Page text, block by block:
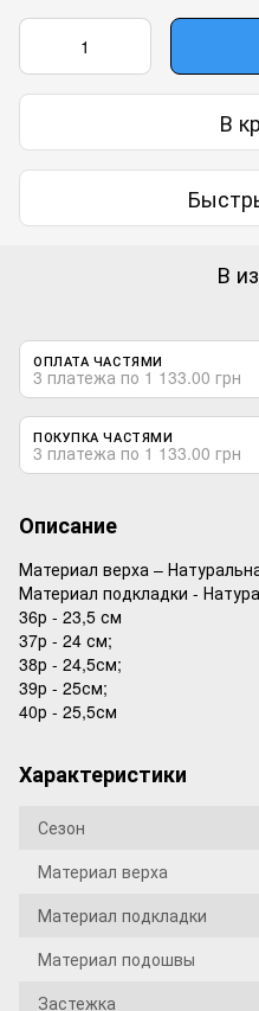
В
В
ОПЛАТА ЧАСТЯМИ
3 платежа по 1 133.00 грн
ПОКУПКА ЧАСТЯМИ
3 платежа по 1 133.00 грн
Описание
Материал верха –
Материал подкладки -
36р - 23,5 см
37р - 24 см;
38р - 24,5см;
39р - 25см;
40р - 25,5см
Характеристики
Сезон
Материал верха
Материал подкладки
Материал подошвы
Застежка